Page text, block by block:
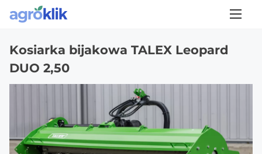
Strona główna
Leopard DUO 2,50
Kosiarka bijakowa TALEX Leopard
DUO 2,50